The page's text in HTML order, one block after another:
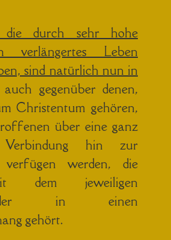
die durch sehr hohe
verlängertes Leben
sind natürlich nun in
auch gegenüber denen,
Christentum gehören,
über eine ganz
Verbindung hin zur
verfügen werden, die
dem jeweiligen
in einen
gehört.